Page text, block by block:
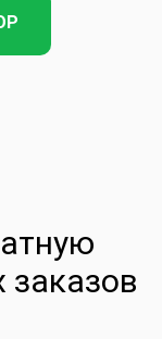
заказов